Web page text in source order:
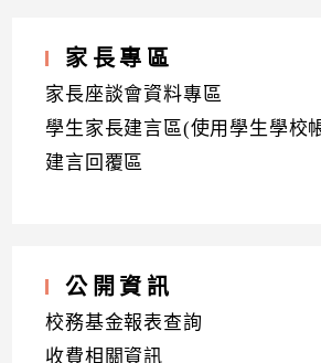
家長專區
家長座談會資料專區
學生家長建言區(使用學生學校
建言回覆區
公開資訊
校務基金報表查詢
收費相關資訊